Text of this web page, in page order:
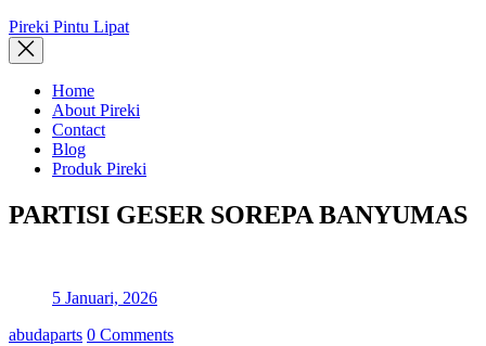
Pireki Pintu Lipat
Home
About Pireki
Contact
Blog
Produk Pireki
PARTISI GESER SOREPA BANYUMAS
5 Januari, 2026
abudaparts 0 Comments